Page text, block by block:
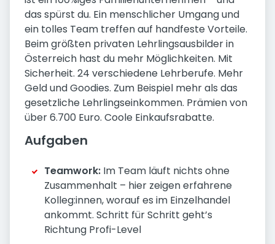
das spürst du. Ein menschlicher Umgang und
ein tolles Team treffen auf handfeste Vorteile.
Beim größten privaten Lehrlingsausbilder in
Österreich hast du mehr Möglichkeiten. Mit
Sicherheit. 24 verschiedene Lehrberufe. Mehr
Geld und Goodies. Zum Beispiel mehr als das
gesetzliche Lehrlingseinkommen. Prämien von
über 6.700 Euro. Coole Einkaufsrabatte.
Aufgaben
Teamwork: Im Team läuft nichts ohne
Zusammenhalt – hier zeigen erfahrene
Kolleg:innen, worauf es im Einzelhandel
ankommt. Schritt für Schritt geht’s
Richtung Profi-Level